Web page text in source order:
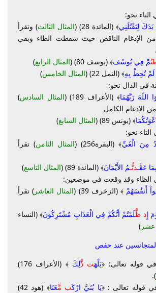
نحو:
يَدَكَ لِتَقْتُلَنِي﴾ (المائدة 28) ( المثال الثالث) وتقرأ
الإدغام الناقص حيث سقطت الطاء وبقي
مْ فِي يُوسُف﴾ (يوسف 80) ( المثال الرابع)
لَمْ تُحِطْ بِهِ﴾ (النمل 22) ( المثال الخامس)
في الدال نحو:
اللّهَ رَبَّهُمَا﴾ (الأعراف 189) ( المثال السادس)
الإدغام الكامل
عْوَتُكُمَا﴾ (يونس 89) ( المثال السابع)
نحو:
مِنَ الْغَيِّ﴾ (البقرة256) ( المثال الثامن) تقرأ
عَقَّـدتُّـمُ الأَيْمَانَ﴾ (المائدة 89) ( المثال التاسع)
الظاء وقد وقعت في موضعين:
أَنفُسَهُمْ ﴾ (الزخرف 39) ( المثال العاشر ) تقرأ
إِذ ظَّلَمْتُمْ أَنَّكُمْ فِي الْعَذَابِ مُشْتَرِكُونَ﴾ (النساء
عشر )
عند حفص
قوله تعالى: ﴿يَلْهَث ذَّلِكَ
﴾ (الأعراف 176)
).
قوله تعالى : ﴿يَا بُنَيَّ ارْكَب مَّعَنَا
﴾ (هود 42)